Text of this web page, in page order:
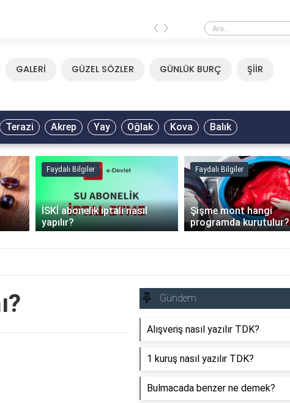
Mirkelam - Tavla Sözleri
‹ ›
GALERİ GÜZEL SÖZLER GÜNLÜK BURÇ ŞİİR
Terazi Akrep Yay Oğlak Kova Balık
Faydalı Bilgiler
İSKİ abonelik iptali nasıl
yapılır?
Faydalı Bilgiler
Şişme mont hangi
programda kurutulur?
Gündem
Alışveriş nasıl yazılır TDK?
1 kuruş nasıl yazılır TDK?
Bulmacada benzer ne demek?